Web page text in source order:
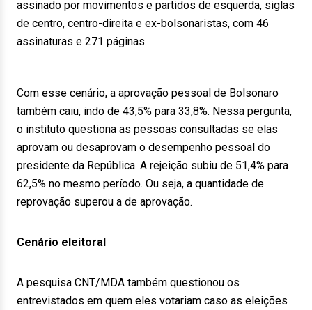
assinado por movimentos e partidos de esquerda, siglas
de centro, centro-direita e ex-bolsonaristas, com 46
assinaturas e 271 páginas.
Com esse cenário, a aprovação pessoal de Bolsonaro
também caiu, indo de 43,5% para 33,8%. Nessa pergunta,
o instituto questiona as pessoas consultadas se elas
aprovam ou desaprovam o desempenho pessoal do
presidente da República. A rejeição subiu de 51,4% para
62,5% no mesmo período. Ou seja, a quantidade de
reprovação superou a de aprovação.
Cenário eleitoral
A pesquisa CNT/MDA também questionou os
entrevistados em quem eles votariam caso as eleições